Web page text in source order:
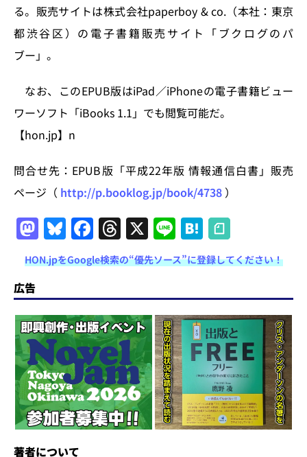
る。販売サイトは株式会社paperboy & co.（本社：東京
都渋谷区）の電子書籍販売サイト「ブクログのパ
ブー」。
なお、このEPUB版はiPad／iPhoneの電子書籍ビュー
ワーソフト「iBooks 1.1」でも閲覧可能だ。
【hon.jp】n
問合せ先：EPUB版「平成22年版 情報通信白書」販売
ページ（ http://p.booklog.jp/book/4738 ）
M
a
st
o
d
o
n
Bl
u
e
s
k
y
F
a
c
e
b
o
o
k
T
h
re
a
d
s
X Li
n
e
H
at
e
n
a
HON.jpをGoogle検索の“優先ソース”に登録してください！
広告
著者について